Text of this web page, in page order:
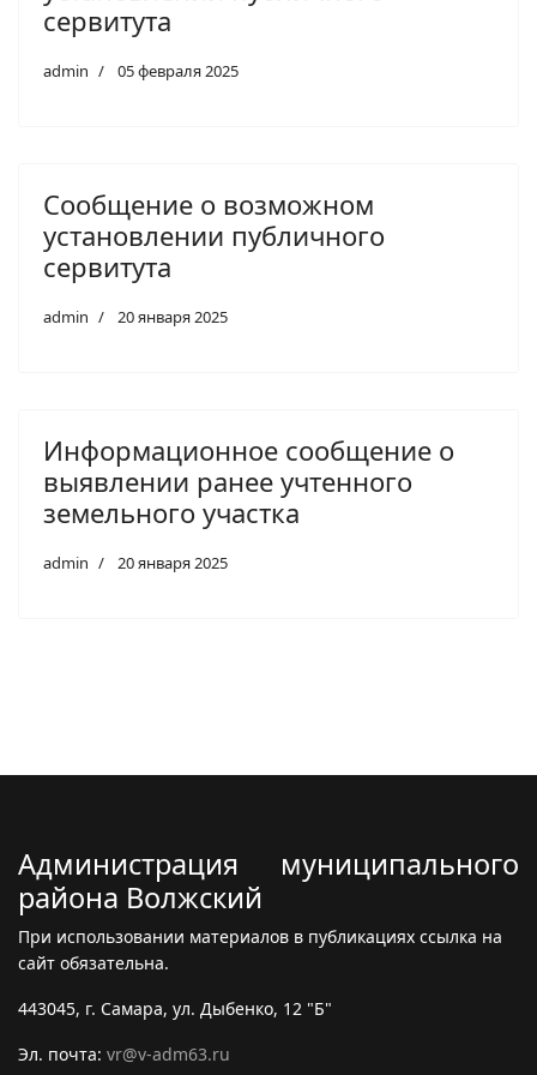
сервитута
admin 05 февраля 2025
Сообщение о возможном
установлении публичного
сервитута
admin 20 января 2025
Информационное сообщение о
выявлении ранее учтенного
земельного участка
admin 20 января 2025
Администрация муниципального
района Волжский
При использовании материалов в публикациях ссылка на
сайт обязательна.
443045, г. Самара, ул. Дыбенко, 12 "Б"
Эл. почта: vr@v-adm63.ru